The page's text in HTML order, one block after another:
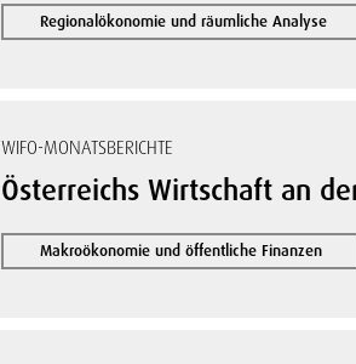
Regionalökonomie und räumliche Analyse
WIFO-MONATSBERICHTE
Österreichs Wirtschaft an
Makroökonomie und öffentliche Finanzen